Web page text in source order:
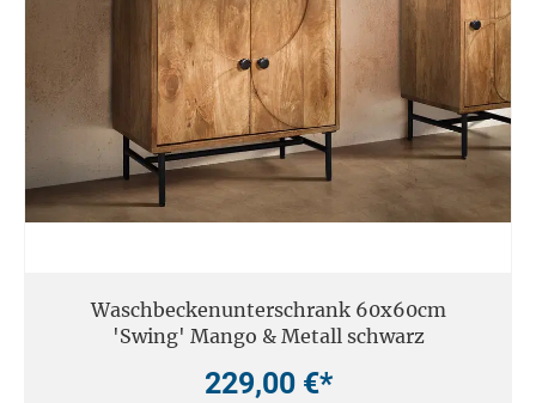
Waschbeckenunterschrank 60x60cm
'Swing' Mango & Metall schwarz
229,00 €*